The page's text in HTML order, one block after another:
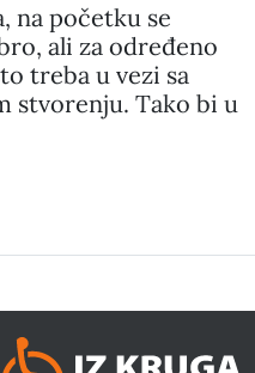
na početku se
ali za određeno
treba u vezi sa
stvorenju. Tako bi u